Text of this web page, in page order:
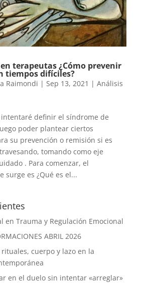
terapeutas ¿Cómo prevenir
tiempos difíciles?
Raimondi | Sep 13, 2021 | Análisis
definir el síndrome de
poder plantear ciertos
su prevención o remisión si es
tomando como eje
. Para comenzar, el
surge es ¿Qué es el...
en Trauma y Regulación Emocional
ABRIL 2026
cuerpo y lazo en la
en el duelo sin intentar «arreglar»